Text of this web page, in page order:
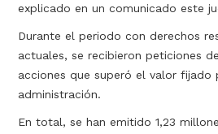
explicado en un comunicado este
Durante el periodo con derechos
actuales, se recibieron peticiones
acciones que superó el valor fijado
administración.
En total, se han emitido 1,23